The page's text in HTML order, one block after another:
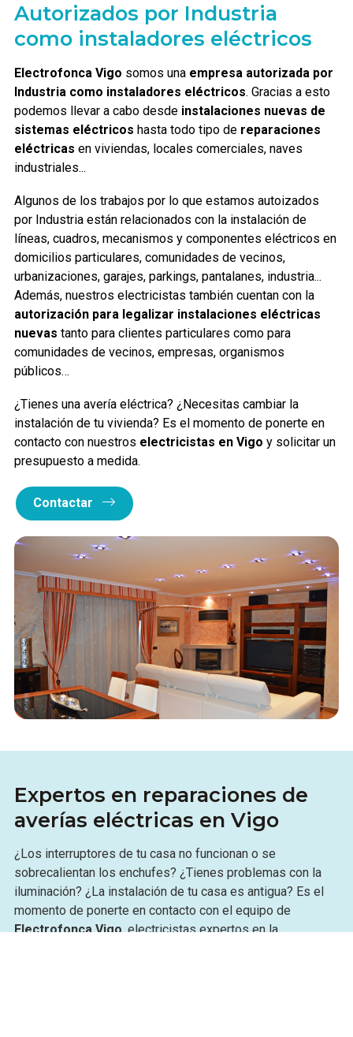
Autorizados por Industria
como instaladores eléctricos
Electrofonca Vigo somos una empresa autorizada por
Industria como instaladores eléctricos. Gracias a esto
podemos llevar a cabo desde instalaciones nuevas de
sistemas eléctricos hasta todo tipo de reparaciones
eléctricas en viviendas, locales comerciales, naves
industriales...
Algunos de los trabajos por lo que estamos autoizados
por Industria están relacionados con la instalación de
líneas, cuadros, mecanismos y componentes eléctricos en
domicilios particulares, comunidades de vecinos,
urbanizaciones, garajes, parkings, pantalanes, industria...
Además, nuestros electricistas también cuentan con la
autorización para legalizar instalaciones eléctricas
nuevas tanto para clientes particulares como para
comunidades de vecinos, empresas, organismos
públicos…
¿Tienes una avería eléctrica? ¿Necesitas cambiar la
instalación de tu vivienda? Es el momento de ponerte en
contacto con nuestros electricistas en Vigo y solicitar un
presupuesto a medida.
Contactar
Expertos en reparaciones de
averías eléctricas en Vigo
¿Los interruptores de tu casa no funcionan o se
sobrecalientan los enchufes? ¿Tienes problemas con la
iluminación? ¿La instalación de tu casa es antigua? Es el
momento de ponerte en contacto con el equipo de
Electrofonca Vigo, electricistas expertos en la